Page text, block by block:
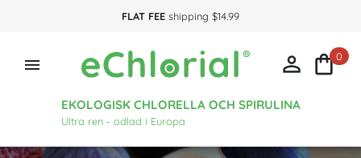
FLAT FEE shipping $14.99

EKOLOGISK CHLORELLA OCH SPIRULINA
Ultra ren - odlad i Europa
 0